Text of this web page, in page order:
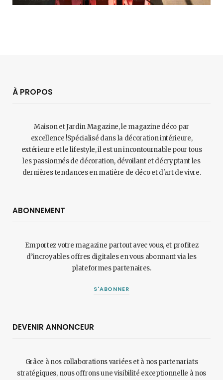
À PROPOS
Maison et Jardin Magazine, le magazine déco par
excellence !Spécialisé dans la décoration intérieure,
extérieure et le lifestyle, il est un incontournable pour tous
les passionnés de décoration, dévoilant et décryptant les
dernières tendances en matière de déco et d'art de vivre.
ABONNEMENT
Emportez votre magazine partout avec vous, et profitez
d’incroyables offres digitales en vous abonnant via les
plateformes partenaires.
S'ABONNER
DEVENIR ANNONCEUR
Grâce à nos collaborations variées et à nos partenariats
stratégiques, nous offrons une visibilité exceptionnelle à nos